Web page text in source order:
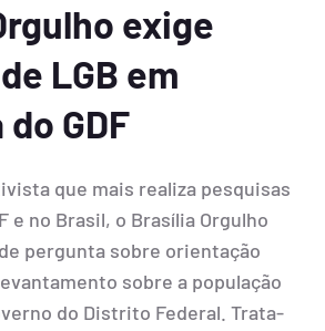
exige
LGB em
GDF
que mais realiza pesquisas
e no Brasil, o Brasília Orgulho
pergunta sobre orientação
sobre a população
do Distrito Federal. Trata-